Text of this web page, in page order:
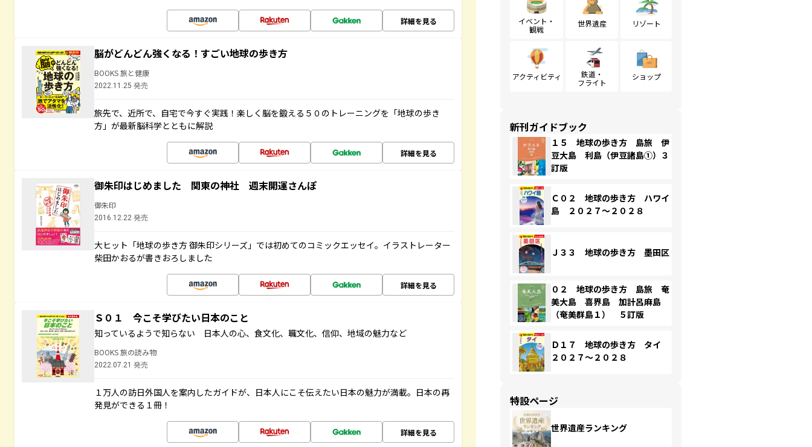
詳細を見る
脳がどんどん強くなる！すごい地球の歩き方
BOOKS 旅と健康
2022.11.25 発売
旅先で、近所で、自宅で今すぐ実践！楽しく脳を鍛える５０のトレーニングを「地球の歩き
方」が最新脳科学とともに解説
詳細を見る
御朱印はじめました 関東の神社 週末開運さんぽ
御朱印
2016.12.22 発売
大ヒット「地球の歩き方 御朱印シリーズ」では初めてのコミックエッセイ。イラストレーター
柴田かおるが書きおろしました
詳細を見る
Ｓ０１ 今こそ学びたい日本のこと
知っているようで知らない 日本人の心、食文化、職文化、信仰、地域の魅力など
BOOKS 旅の読み物
2022.07.21 発売
１万人の訪日外国人を案内したガイドが、日本人にこそ伝えたい日本の魅力が満載。日本の再
発見ができる１冊！
詳細を見る
イベント・
観戦
世界遺産 リゾート
アクティビティ
鉄道・
フライト
ショップ
新刊ガイドブック
１５ 地球の歩き方 島旅 伊
豆大島 利島（伊豆諸島①）３
訂版
Ｃ０２ 地球の歩き方 ハワイ
島 ２０２７～２０２８
Ｊ３３ 地球の歩き方 墨田区
０２ 地球の歩き方 島旅 奄
美大島 喜界島 加計呂麻島
（奄美群島１） ５訂版
Ｄ１７ 地球の歩き方 タイ
２０２７～２０２８
特設ページ
世界遺産ランキング